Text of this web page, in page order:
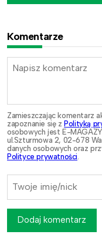
Komentarze
Zamieszczając komentarz
zapoznanie się z Polityką
osobowych jest E-
ul.Szturmowa 2, 02-678
danych osobowych oraz
Polityce prywatności.
Dodaj komentarz